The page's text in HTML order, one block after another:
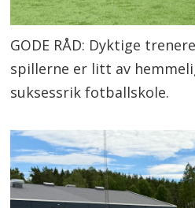
GODE RÅD: Dyktige
spillerne er litt av
suksessrik fotballskole.